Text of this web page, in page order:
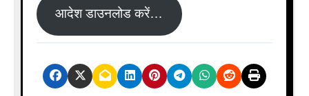
आदेश डाउनलोड करें…